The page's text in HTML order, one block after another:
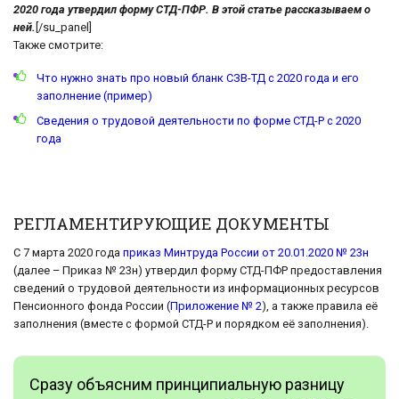
2020 года утвердил форму СТД-ПФР. В этой статье рассказываем о
ней. [/su_panel]
Также смотрите:
Что нужно знать про новый бланк СЗВ-ТД с 2020 года и его
заполнение (пример)
Сведения о трудовой деятельности по форме СТД-Р с 2020
года
РЕГЛАМЕНТИРУЮЩИЕ ДОКУМЕНТЫ
С 7 марта 2020 года приказ Минтруда России от 20.01.2020 № 23н
(далее – Приказ № 23н) утвердил форму СТД-ПФР предоставления
сведений о трудовой деятельности из информационных ресурсов
Пенсионного фонда России (Приложение № 2), а также правила её
заполнения (вместе с формой СТД-Р и порядком её заполнения).
Сразу объясним принципиальную разницу